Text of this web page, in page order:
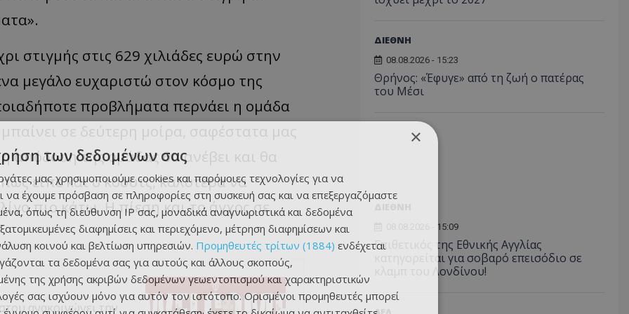
στιγμής στις 629 χιλιάδες ευρώ στην
μεγάλο ευχαριστώ στον κόσμο της
προβλήματα περνάει η ομάδα
σε δεύτερη μοίρα, σαφέστατα μας
απόδοση της ομάδας θα ανέβει και θα
είπε και ο κόουτς, καλύτερα να
πιο κάτω. Η πίεση και το άγχος σε
ανακοινώνει την
ΔΙΕΘΝΗ
08.08.2026 - 15:23
Θρήνος: «Έφυγε» από τη ζωή ο πατέρας
του Μέσι
08.08.2026 - 15:09
Επιθετικός της Εθνικής Αγγλίας
κατηγορείται για σοβαρό επεισόδιο σε
κλαμπ του Λονδίνου!
×
των δεδομένων σας
μας χρησιμοποιούμε cookies και παρόμοιες τεχνολογίες για να
να έχουμε πρόσβαση σε πληροφορίες στη συσκευή σας και να επεξεργαζόμαστε
όπως τη διεύθυνση IP σας, μοναδικά αναγνωριστικά και δεδομένα
διαφημίσεις και περιεχόμενο, μέτρηση διαφημίσεων και
κοινού και βελτίωση υπηρεσιών. Προμηθευτές τρίτων (1884) ενδέχεται
τα δεδομένα σας για αυτούς και άλλους σκοπούς,
της χρήσης ακριβών δεδομένων γεωεντοπισμού και χαρακτηριστικών
σας ισχύουν μόνο για αυτόν τον ιστότοπο. Ορισμένοι προμηθευτές μπορεί